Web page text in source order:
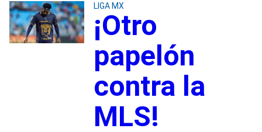
LIGA MX
¡Otro
papelón
contra la
MLS!